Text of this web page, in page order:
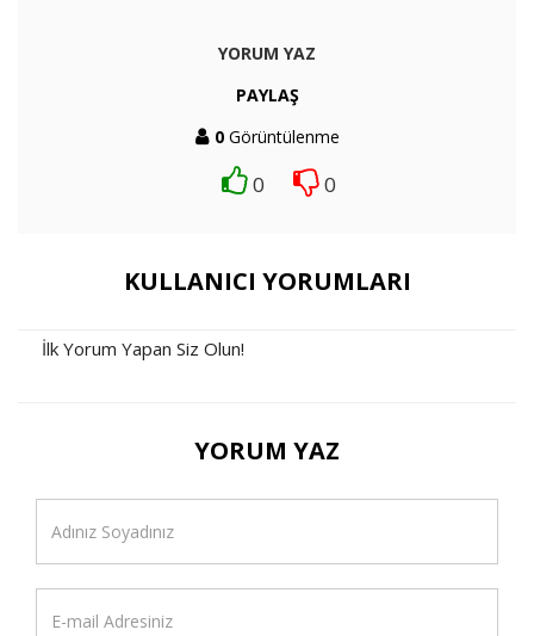
YORUM YAZ
PAYLAŞ
0Görüntülenme
0 0
KULLANICI YORUMLARI
İlk Yorum Yapan Siz Olun!
YORUM YAZ